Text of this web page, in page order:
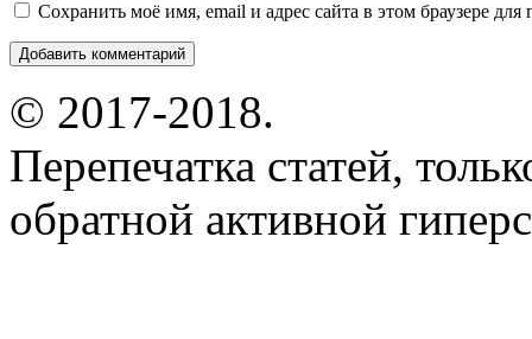
Сохранить моё имя, email и адрес сайта в этом браузере
© 2017-2018.
Перепечатка статей,
обратной активной